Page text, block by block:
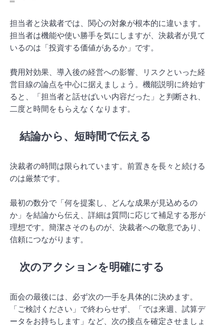
担当者と決裁者では、関心の対象が根本的に違います。
担当者は機能や使い勝手を気にしますが、決裁者が見て
いるのは「投資する価値があるか」です。
費用対効果、導入後の経営への影響、リスクといった経
営目線の論点を中心に据えましょう。機能説明に終始す
ると、「担当者と話せばいい内容だった」と判断され、
二度と時間をもらえなくなります。
結論から、短時間で伝える
決裁者の時間は限られています。前置きを長々と続ける
のは厳禁です。
最初の数分で「何を提案し、どんな成果が見込めるの
か」を結論から伝え、詳細は質問に応じて補足する形が
理想です。簡潔さそのものが、決裁者への敬意であり、
信頼につながります。
次のアクションを明確にする
面会の最後には、必ず次の一手を具体的に決めます。
「ご検討ください」で終わらせず、「では来週、試算デ
ータをお持ちします」など、次の接点を確定させましょ